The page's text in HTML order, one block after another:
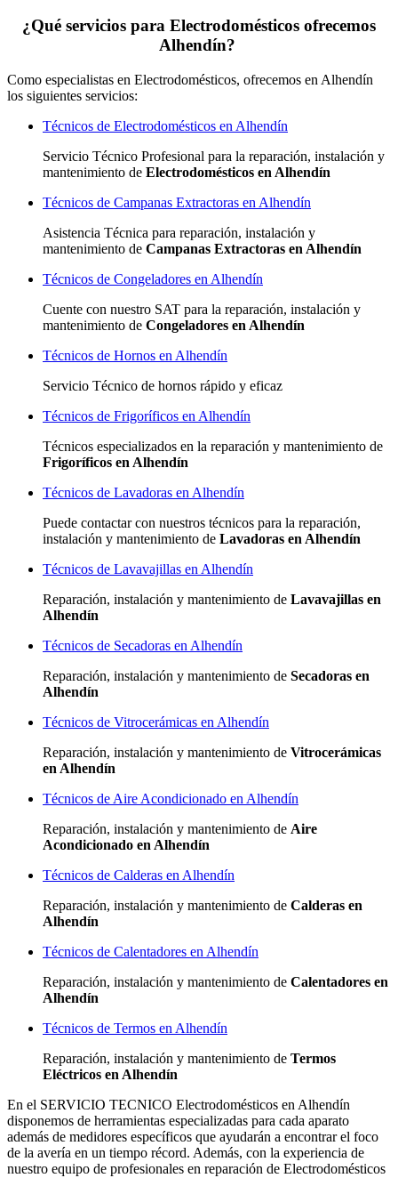
¿Qué servicios para Electrodomésticos ofrecemos
Alhendín?
Como especialistas en Electrodomésticos, ofrecemos en Alhendín
los siguientes servicios:
Técnicos de Electrodomésticos en Alhendín
Servicio Técnico Profesional para la reparación, instalación y
mantenimiento de Electrodomésticos en Alhendín
Técnicos de Campanas Extractoras en Alhendín
Asistencia Técnica para reparación, instalación y
mantenimiento de Campanas Extractoras en Alhendín
Técnicos de Congeladores en Alhendín
Cuente con nuestro SAT para la reparación, instalación y
mantenimiento de Congeladores en Alhendín
Técnicos de Hornos en Alhendín
Servicio Técnico de hornos rápido y eficaz
Técnicos de Frigoríficos en Alhendín
Técnicos especializados en la reparación y mantenimiento de
Frigoríficos en Alhendín
Técnicos de Lavadoras en Alhendín
Puede contactar con nuestros técnicos para la reparación,
instalación y mantenimiento de Lavadoras en Alhendín
Técnicos de Lavavajillas en Alhendín
Reparación, instalación y mantenimiento de Lavavajillas en
Alhendín
Técnicos de Secadoras en Alhendín
Reparación, instalación y mantenimiento de Secadoras en
Alhendín
Técnicos de Vitrocerámicas en Alhendín
Reparación, instalación y mantenimiento de Vitrocerámicas
en Alhendín
Técnicos de Aire Acondicionado en Alhendín
Reparación, instalación y mantenimiento de Aire
Acondicionado en Alhendín
Técnicos de Calderas en Alhendín
Reparación, instalación y mantenimiento de Calderas en
Alhendín
Técnicos de Calentadores en Alhendín
Reparación, instalación y mantenimiento de Calentadores en
Alhendín
Técnicos de Termos en Alhendín
Reparación, instalación y mantenimiento de Termos
Eléctricos en Alhendín
En el SERVICIO TECNICO Electrodomésticos en Alhendín
disponemos de herramientas especializadas para cada aparato
además de medidores específicos que ayudarán a encontrar el foco
de la avería en un tiempo récord. Además, con la experiencia de
nuestro equipo de profesionales en reparación de Electrodomésticos